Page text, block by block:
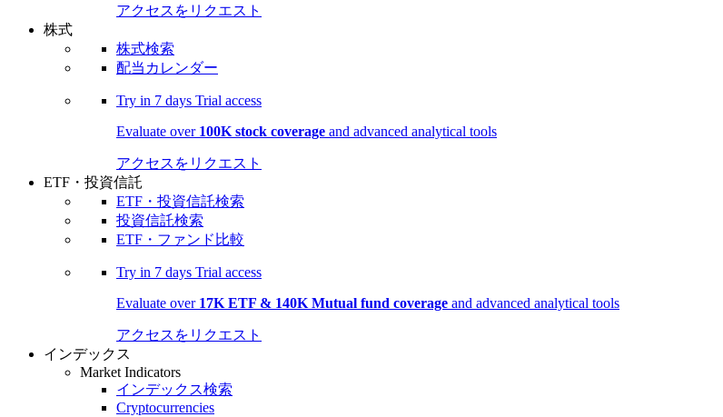
アクセスをリクエスト
株式
株式検索
配当カレンダー
Try in 7 days Trial access
Evaluate over 100K stock coverage and advanced analytical tools
アクセスをリクエスト
ETF・投資信託
ETF・投資信託検索
投資信託検索
ETF・ファンド比較
Try in 7 days Trial access
Evaluate over 17K ETF & 140K Mutual fund coverage and advanced analytical tools
アクセスをリクエスト
インデックス
Market Indicators
インデックス検索
Cryptocurrencies